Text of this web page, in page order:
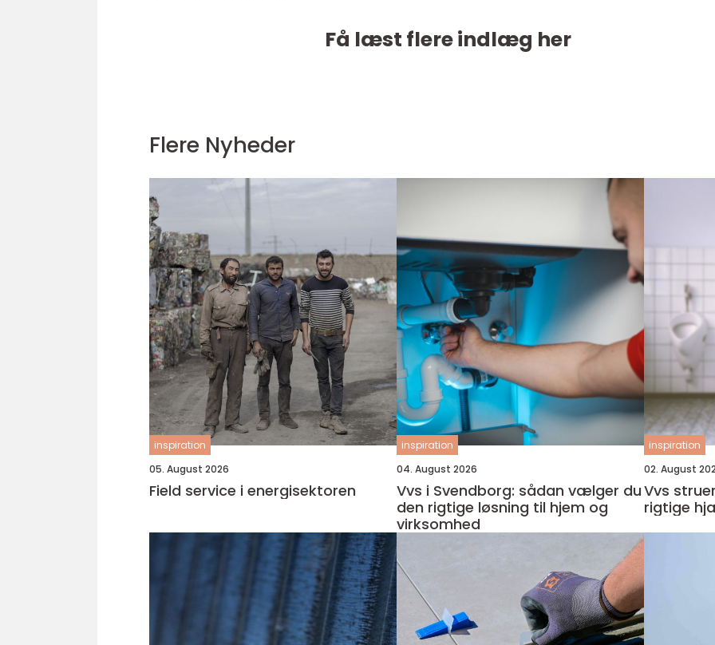
Få læst flere indlæg her
Flere Nyheder
inspiration
05. August 2026
Field service i energisektoren
inspiration
04. August 2026
Vvs i Svendborg: sådan vælger du
den rigtige løsning til hjem og
virksomhed
inspiration
02. August
Vvs struer sådan vælger du den
rigtige